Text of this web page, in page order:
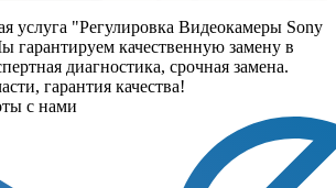
услуга "Регулировка Видеокамеры Sony
качественную замену в
диагностика, срочная замена.
гарантия качества!
с нами